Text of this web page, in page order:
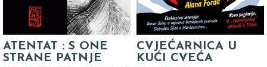
ATENTAT : S ONE
STRANE PATNJE
CVJEĆARNICA U
KUĆI CVEĆA